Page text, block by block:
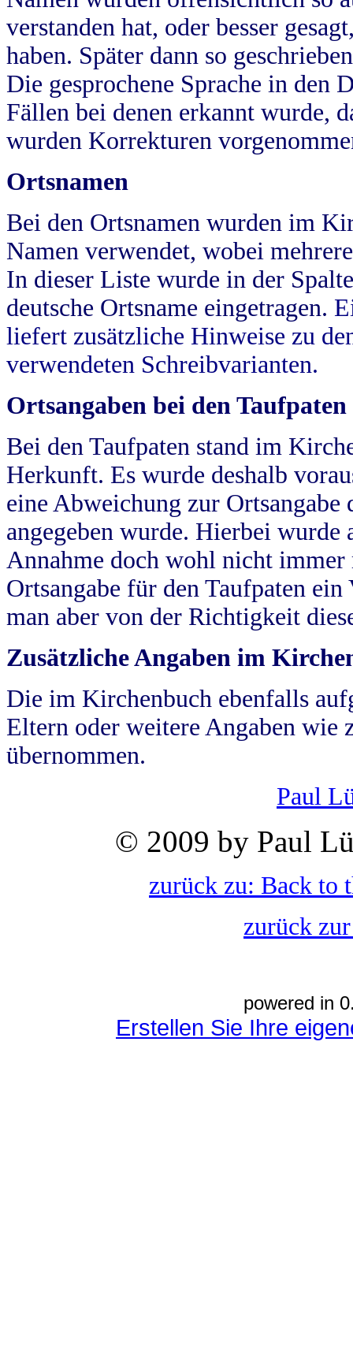
verstanden hat, oder besser
haben. Später dann so
Die gesprochene Sprache in
Fällen bei denen erkannt wurde,
wurden Korrekturen
Ortsnamen
Bei den Ortsnamen wurden im
Namen verwendet, wobei
In dieser Liste wurde in der
deutsche Ortsname eingetragen.
liefert zusätzliche Hinweise zu
verwendeten Schreibvarianten.
Ortsangaben bei den Taufpaten
Bei den Taufpaten stand im
Herkunft. Es wurde deshalb
eine Abweichung zur
angegeben wurde. Hierbei wurde
Annahme doch wohl nicht
Ortsangabe für den Taufpaten
man aber von der Richtigkeit
Zusätzliche Angaben im
Die im Kirchenbuch ebenfalls
Eltern oder weitere Angaben wie
übernommen.
Paul
© 2009 by Paul
zurück zu: Back to
zurück
powered in
Erstellen Sie Ihre